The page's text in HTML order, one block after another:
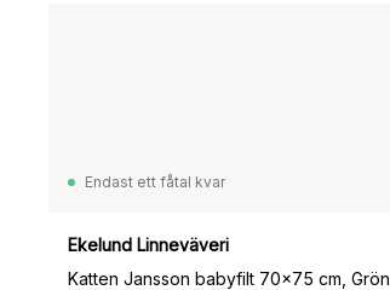
Endast ett fåtal kvar
Ekelund Linneväveri
Katten Jansson babyfilt 70x75 cm, Grön